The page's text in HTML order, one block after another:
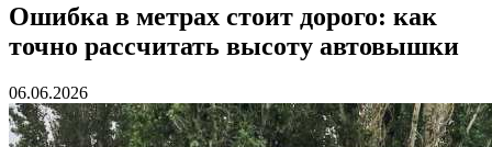
Ошибка в метрах стоит дорого: как
точно рассчитать высоту автовышки
06.06.2026